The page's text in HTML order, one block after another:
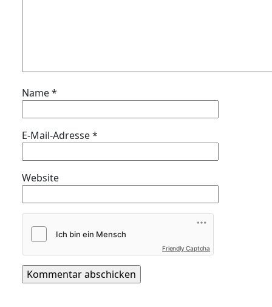
Name*
E-Mail-Adresse*
Website
Friendly Captcha